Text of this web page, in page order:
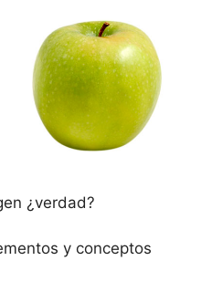
¿verdad?
y conceptos